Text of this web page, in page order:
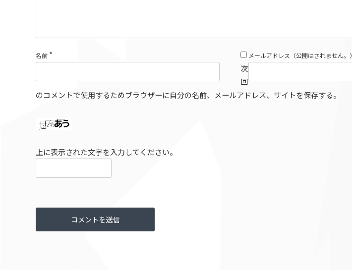
名前 * メールアドレス（公開はされません。）
次
回
のコメントで使用するためブラウザーに自分の名前、メールアドレス、サイトを保存する。
上に表示された文字を入力してください。